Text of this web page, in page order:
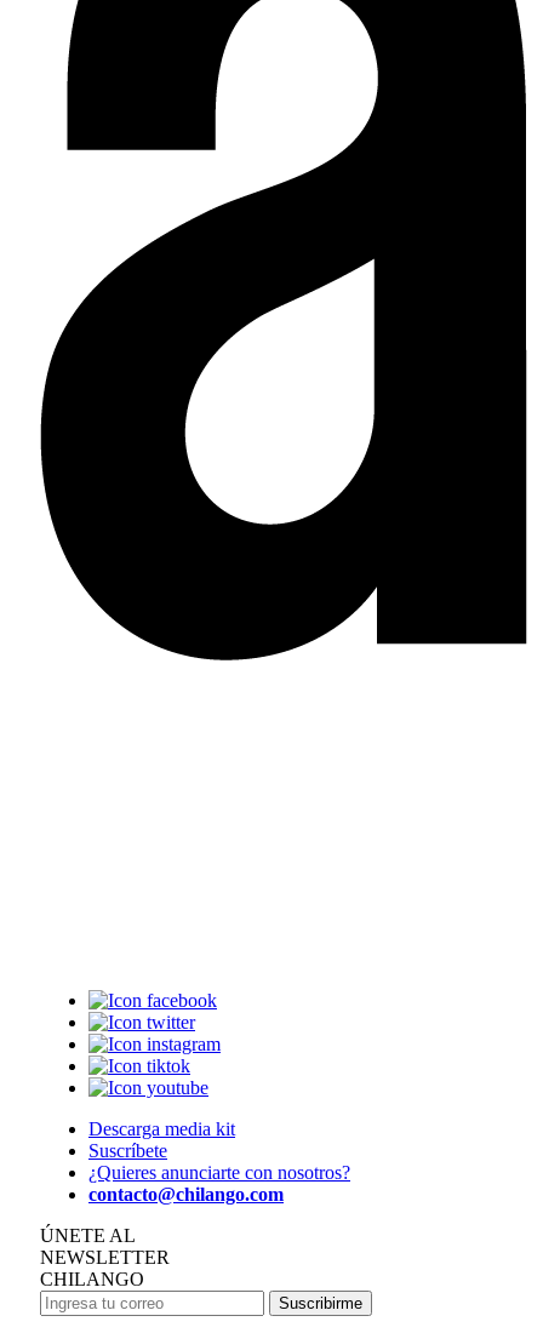
Descarga media kit
Suscríbete
¿Quieres anunciarte con nosotros?
contacto@chilango.com
ÚNETE AL
NEWSLETTER
CHILANGO
Suscribirme